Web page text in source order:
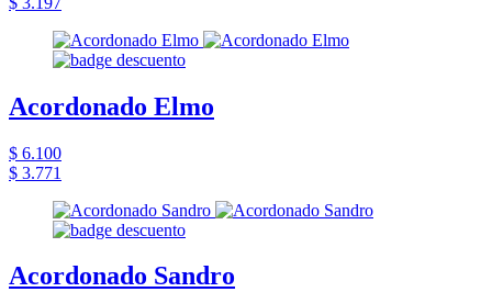
Acordonado Elmo
$ 6.100
$ 3.771
Acordonado Sandro